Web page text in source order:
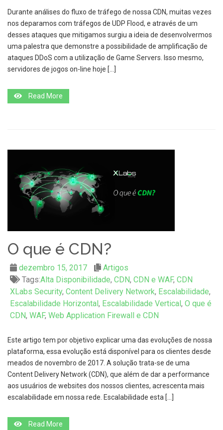
Durante análises do fluxo de tráfego de nossa CDN, muitas vezes
nos deparamos com tráfegos de UDP Flood, e através de um
desses ataques que mitigamos surgiu a ideia de desenvolvermos
uma palestra que demonstre a possibilidade de amplificação de
ataques DDoS com a utilização de Game Servers. Isso mesmo,
servidores de jogos on-line hoje […]
Read More
O que é CDN?
dezembro 15, 2017
Artigos
Tags:Alta Disponibilidade, CDN, CDN e WAF, CDN
XLabs Security, Content Delivery Network, Escalabilidade,
Escalabilidade Horizontal, Escalabilidade Vertical, O que é
CDN, WAF, Web Application Firewall e CDN
Este artigo tem por objetivo explicar uma das evoluções de nossa
plataforma, essa evolução está disponível para os clientes desde
meados de novembro de 2017. A solução trata-se de uma
Content Delivery Network (CDN), que além de dar a performance
aos usuários de websites dos nossos clientes, acrescenta mais
escalabilidade em nossa rede. Escalabilidade esta […]
Read More